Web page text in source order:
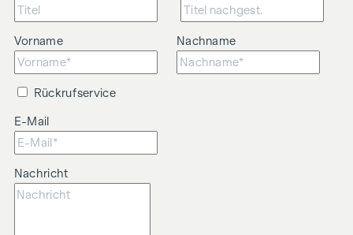
Vorname Nachname
Rückrufservice
E-Mail
Nachricht